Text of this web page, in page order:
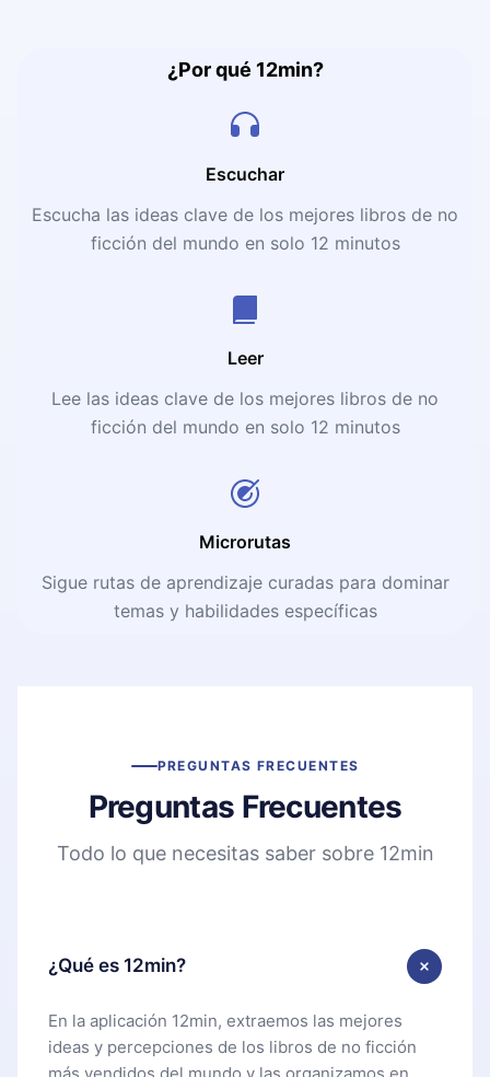
¿Por qué 12min?
Escuchar
Escucha las ideas clave de los mejores libros de no
ficción del mundo en solo 12 minutos
Leer
Lee las ideas clave de los mejores libros de no
ficción del mundo en solo 12 minutos
Microrutas
Sigue rutas de aprendizaje curadas para dominar
temas y habilidades específicas
PREGUNTAS FRECUENTES
Preguntas Frecuentes
Todo lo que necesitas saber sobre 12min
¿Qué es 12min?
En la aplicación 12min, extraemos las mejores
ideas y percepciones de los libros de no ficción